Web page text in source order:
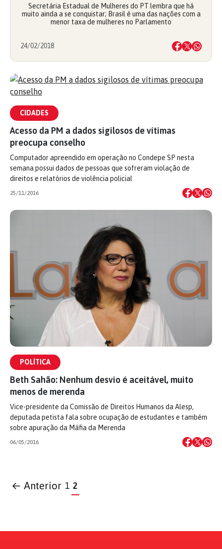
Secretária Estadual de Mulheres do PT lembra que há
muito ainda a se conquistar; Brasil é uma das nações com a
menor taxa de mulheres no Parlamento
24/02/2018
CIDADES
Acesso da PM a dados sigilosos de vítimas
preocupa conselho
Computador apreendido em operação no Condepe SP nesta
semana possui dados de pessoas que sofreram violação de
direitos e relatórios de violência policial
25/11/2016
POLÍTICA
Beth Sahão: Nenhum desvio é aceitável, muito
menos de merenda
Vice-presidente da Comissão de Direitos Humanos da Alesp,
deputada petista fala sobre ocupação de estudantes e também
sobre apuração da Máfia da Merenda
06/05/2016
← Anterior 1 2